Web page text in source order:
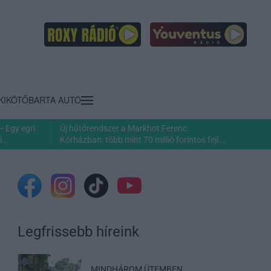
BARTA AUTÓ
Egy egri
Új hűtőrendszer a Markhot Ferenc
Kórházban: több mint 70 millió forintos fejl...
Legfrissebb híreink
MINDHÁROM ÜTEMBEN